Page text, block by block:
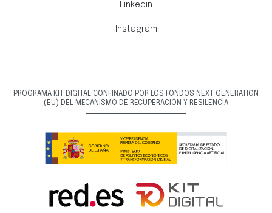
Linkedin
Instagram
PROGRAMA KIT DIGITAL CONFINADO POR LOS FONDOS NEXT GENERATION
(EU) DEL MECANISMO DE RECUPERACIÓN Y RESILENCIA